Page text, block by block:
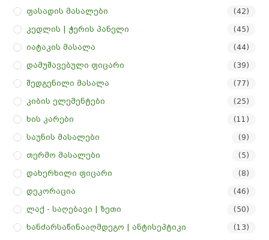
Ფასადის Მასალები (42)
Კედლის | Ჭერის Პანელი (45)
Იატაკის Მასალა (44)
Დამუშავებული Ფიცარი (39)
Შედგენილი Მასალა (77)
Კიბის Ელემენტები (25)
Ხის Კარები (11)
Საუნის Მასალები (9)
Თერმო Მასალები (5)
Დახერხილი Ფიცარი (8)
Დეკორაცია (46)
Ლაქ - Საღებავი | Ზეთი (50)
Ხანძარსაწინააღმდეგო | Ანტისეპტიკი (13)